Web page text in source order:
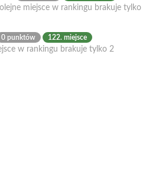
miejsce w rankingu brakuje tylko
0 punktów 122. miejsce
w rankingu brakuje tylko 2